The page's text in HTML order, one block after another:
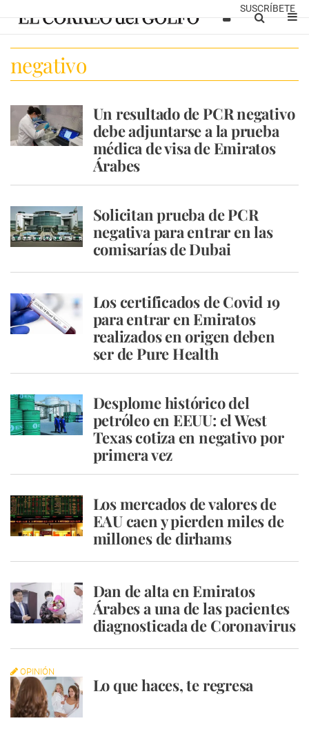
SUSCRÍBETE
negativo
Un resultado de PCR negativo
debe adjuntarse a la prueba
médica de visa de Emiratos
Árabes
Solicitan prueba de PCR
negativa para entrar en las
comisarías de Dubai
Los certificados de Covid 19
para entrar en Emiratos
realizados en origen deben
ser de Pure Health
Desplome histórico del
petróleo en EEUU: el West
Texas cotiza en negativo por
primera vez
Los mercados de valores de
EAU caen y pierden miles de
millones de dirhams
Dan de alta en Emiratos
Árabes a una de las pacientes
diagnosticada de Coronavirus
OPINIÓN
Lo que haces, te regresa